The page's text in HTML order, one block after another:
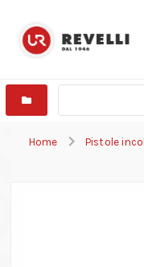
Home Pistole